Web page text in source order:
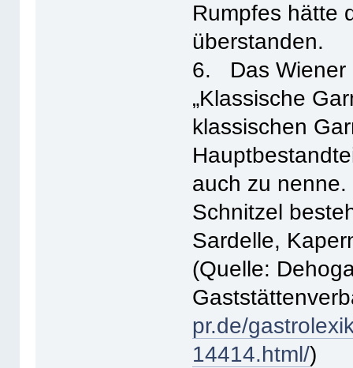
Rumpfes hätte
überstanden.
6. Das Wiener
„Klassische
klassischen
auch zu
Schnitzel
Sardelle,
(Quelle:
pr.de/
14414.html/)